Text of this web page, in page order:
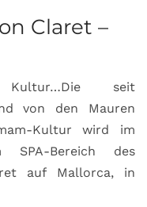
Claret –
Kultur…Die seit
von den Mauren
Kultur wird im
Bereich des
auf Mallorca, in